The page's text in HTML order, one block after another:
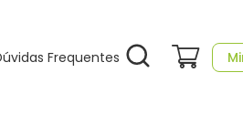
Frequentes